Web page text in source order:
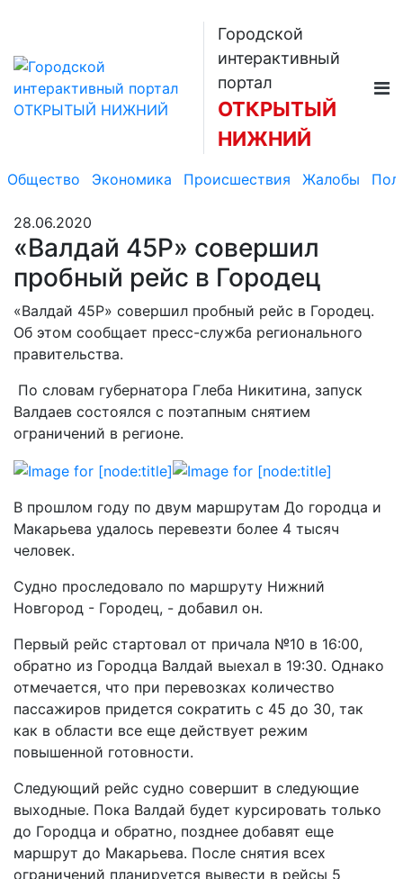
Городской
интерактивный
портал
ОТКРЫТЫЙ
НИЖНИЙ
Общество Экономика Происшествия Жалобы
28.06.2020
«Валдай 45Р» совершил
пробный рейс в Городец
«Валдай 45Р» совершил пробный рейс в Городец.
Об этом сообщает пресс-служба регионального
правительства.
По словам губернатора Глеба Никитина, запуск
Валдаев состоялся с поэтапным снятием
ограничений в регионе.
В прошлом году по двум маршрутам До городца и
Макарьева удалось перевезти более 4 тысяч
человек.
Судно проследовало по маршруту Нижний
Новгород - Городец, - добавил он.
Первый рейс стартовал от причала №10 в 16:00,
обратно из Городца Валдай выехал в 19:30. Однако
отмечается, что при перевозках количество
пассажиров придется сократить с 45 до 30, так
как в области все еще действует режим
повышенной готовности.
Следующий рейс судно совершит в следующие
выходные. Пока Валдай будет курсировать только
до Городца и обратно, позднее добавят еще
маршрут до Макарьева. После снятия всех
ограничений планируется вывести в рейсы 5